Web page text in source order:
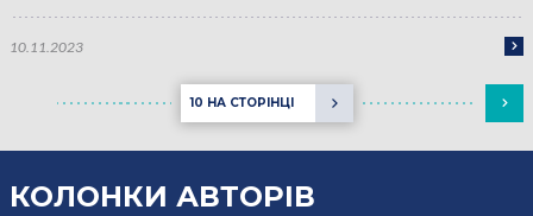
10.11.2023
10 НА СТОРІНЦІ
КОЛОНКИ АВТОРІВ